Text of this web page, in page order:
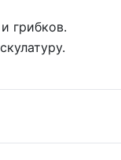
грибков.